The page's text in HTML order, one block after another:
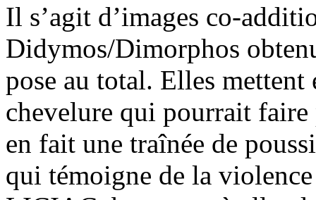
Il s’agit d’images co-
Didymos/Dimorphos
pose au total. Elles mettent
chevelure qui pourrait faire
en fait une traînée de
qui témoigne de la